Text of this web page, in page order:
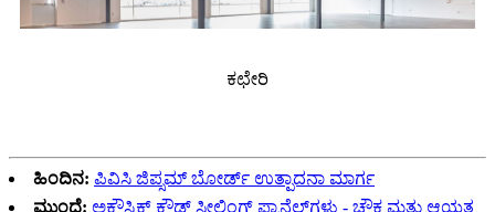
ಕಛೇರಿ
ಹಿಂದಿನ: ಪಿವಿಸಿ ಜಿಪ್ಸಮ್ ಬೋರ್ಡ್ ಉತ್ಪಾದನಾ ಮಾರ್ಗ
ಮುಂದೆ: ಅಕೌಸ್ಟಿಕ್ ಕ್ಲೌಡ್ ಸೀಲಿಂಗ್ ಪ್ಯಾನೆಲ್‌ಗಳು - ಚೌಕ ಮತ್ತು ಆಯತ